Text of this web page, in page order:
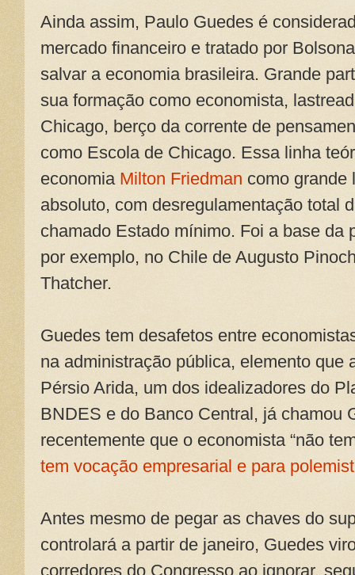
Ainda assim, Paulo Guedes é
mercado financeiro e tratado por
salvar a economia brasileira. Grande
sua formação como economista,
Chicago, berço da corrente de
como Escola de Chicago. Essa linha
economia Milton Friedman como grande
absoluto, com desregulamentação total
chamado Estado mínimo. Foi a base da
por exemplo, no Chile de Augusto
Thatcher.
Guedes tem desafetos entre
na administração pública, elemento que
Pérsio Arida, um dos idealizadores do
BNDES e do Banco Central, já chamou
recentemente que o economista “não
tem vocação empresarial e para
Antes mesmo de pegar as chaves do
controlará a partir de janeiro, Guedes
corredores do Congresso ao ignorar,